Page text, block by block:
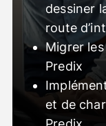
dessiner
route
Migrer
Predix
et de